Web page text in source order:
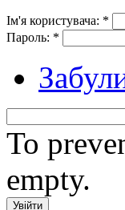
Ім'я користувача: *
Пароль: *
To
empty.